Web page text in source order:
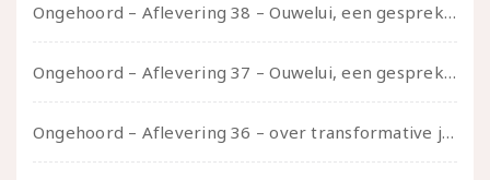
Ongehoord – Aflevering 38 – Ouwelui, een gesprek met vreer over behoefte aan geborgenheid en het behouden van je idealen
Ongehoord – Aflevering 37 – Ouwelui, een gesprek met non over seksualiteit, transitie en ageism
Ongehoord – Aflevering 36 – over transformative justice – in gesprek met Ella en carson